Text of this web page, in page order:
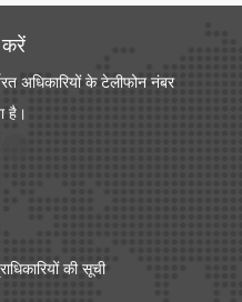
करें
अधिकारियों के टेलीफोन नंबर
है।
की सूची